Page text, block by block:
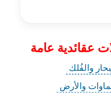
عقائدية عامة
والفُلك‏
والأرض‏